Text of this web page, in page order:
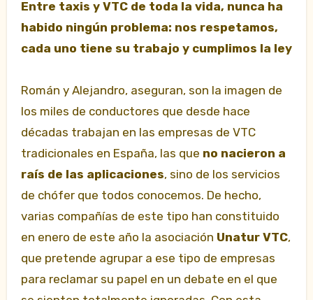
Entre taxis y VTC de toda la vida, nunca ha
habido ningún problema: nos respetamos,
cada uno tiene su trabajo y cumplimos la ley
Román y Alejandro, aseguran, son la imagen de
los miles de conductores que desde hace
décadas trabajan en las empresas de VTC
tradicionales en España, las que no nacieron a
raís de las aplicaciones, sino de los servicios
de chófer que todos conocemos. De hecho,
varias compañías de este tipo han constituido
en enero de este año la asociación Unatur VTC,
que pretende agrupar a ese tipo de empresas
para reclamar su papel en un debate en el que